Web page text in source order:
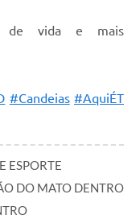
de vida e mais
#Candeias #AquiÉT
ESPORTE
DO MATO DENTRO